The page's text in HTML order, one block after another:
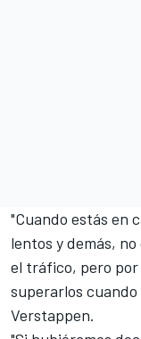
"Cuando estás en
lentos y demás,
el tráfico, pero por
superarlos
Verstappen.